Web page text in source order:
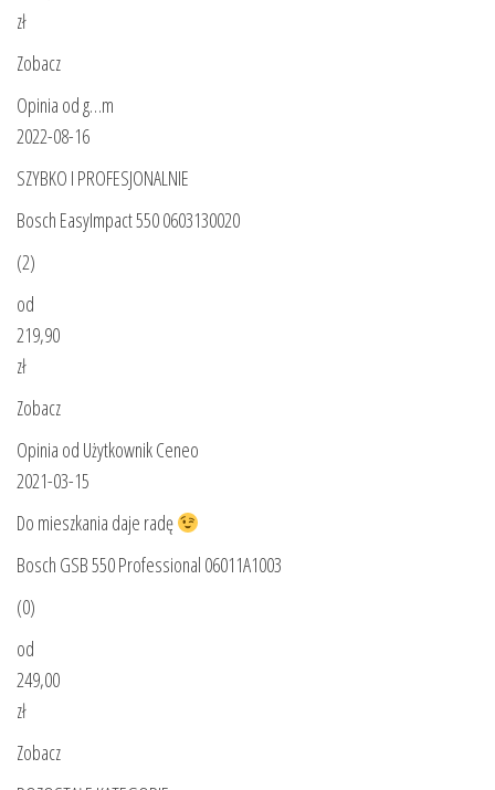
zł
Zobacz
Opinia od g…m
2022-08-16
SZYBKO I PROFESJONALNIE
Bosch EasyImpact 550 0603130020
(2)
od
219,90
zł
Zobacz
Opinia od Użytkownik Ceneo
2021-03-15
Do mieszkania daje radę
Bosch GSB 550 Professional 06011A1003
(0)
od
249,00
zł
Zobacz